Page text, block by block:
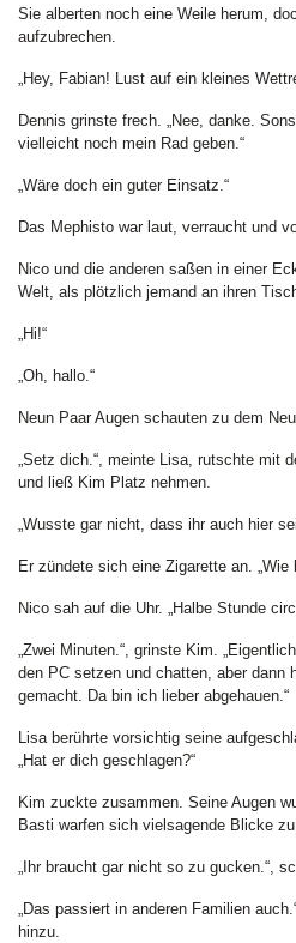
Sie alberten noch eine Weile herum,
aufzubrechen.
„Hey, Fabian! Lust auf ein kleines
Dennis grinste frech. „Nee, danke.
vielleicht noch mein Rad geben.“
„Wäre doch ein guter Einsatz.“
Das Mephisto war laut, verraucht und
Nico und die anderen saßen in einer
Welt, als plötzlich jemand an ihren
„Hi!“
„Oh, hallo.“
Neun Paar Augen schauten zu dem
„Setz dich.“, meinte Lisa, rutschte mit
und ließ Kim Platz nehmen.
„Wusste gar nicht, dass ihr auch hier
Er zündete sich eine Zigarette an.
Nico sah auf die Uhr. „Halbe Stunde
„Zwei Minuten.“, grinste Kim.
den PC setzen und chatten, aber dann
gemacht. Da bin ich lieber abgehauen.“
Lisa berührte vorsichtig seine
„Hat er dich geschlagen?“
Kim zuckte zusammen. Seine Augen
Basti warfen sich vielsagende Blicke zu.
„Ihr braucht gar nicht so zu gucken.“,
„Das passiert in anderen Familien
hinzu.